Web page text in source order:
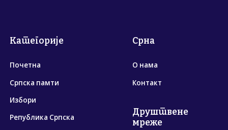
Категорије
Почетна
Српска памти
Избори
Република Српска
Срна
О нама
Контакт
Друштвене
мреже